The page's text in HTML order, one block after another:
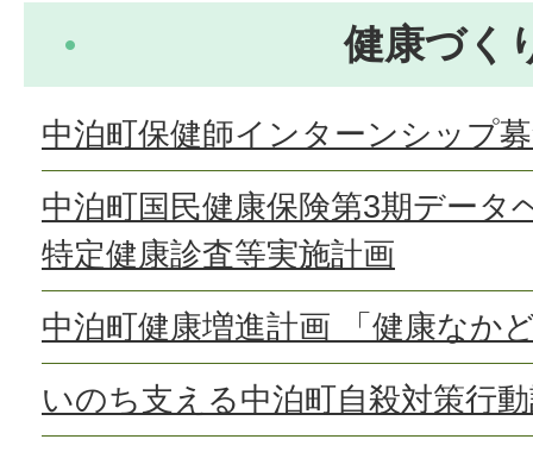
健康づく
中泊町保健師インターンシップ
中泊町国民健康保険第3期データ
特定健康診査等実施計画
中泊町健康増進計画 「健康なか
いのち支える中泊町自殺対策行